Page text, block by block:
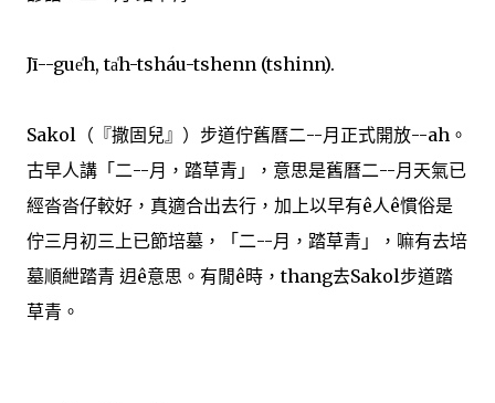
Jī--gue̍h, ta̍h-tsháu-tshenn (tshinn).
Sakol（『撒固兒』）步道佇舊曆二--月正式開放--ah。
古早人講「二--月，踏草青」，意思是舊曆二--月天氣已
經沓沓仔較好，真適合出去行，加上以早有ê人ê慣俗是
佇三月初三上已節培墓，「二--月，踏草青」，嘛有去培
墓順紲踏青 迌ê意思。有閒ê時，thang去Sakol步道踏
草青。